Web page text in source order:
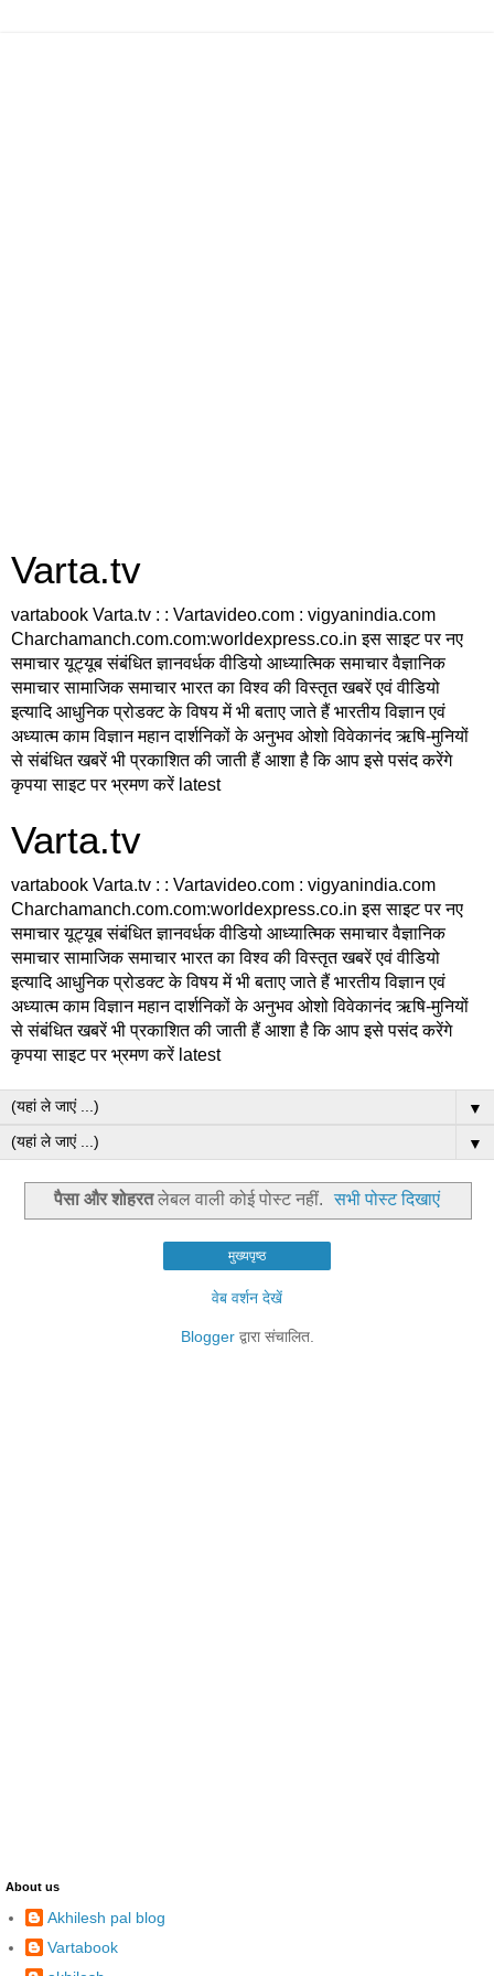
Varta.tv
vartabook Varta.tv : : Vartavideo.com : vigyanindia.com
Charchamanch.com.com:worldexpress.co.in इस साइट पर नए
समाचार यूट्यूब संबंधित ज्ञानवर्धक वीडियो आध्यात्मिक समाचार वैज्ञानिक
समाचार सामाजिक समाचार भारत का विश्व की विस्तृत खबरें एवं वीडियो
इत्यादि आधुनिक प्रोडक्ट के विषय में भी बताए जाते हैं भारतीय विज्ञान एवं
अध्यात्म काम विज्ञान महान दार्शनिकों के अनुभव ओशो विवेकानंद ऋषि-मुनियों
से संबंधित खबरें भी प्रकाशित की जाती हैं आशा है कि आप इसे पसंद करेंगे
कृपया साइट पर भ्रमण करें latest
Varta.tv
vartabook Varta.tv : : Vartavideo.com : vigyanindia.com
Charchamanch.com.com:worldexpress.co.in इस साइट पर नए
समाचार यूट्यूब संबंधित ज्ञानवर्धक वीडियो आध्यात्मिक समाचार वैज्ञानिक
समाचार सामाजिक समाचार भारत का विश्व की विस्तृत खबरें एवं वीडियो
इत्यादि आधुनिक प्रोडक्ट के विषय में भी बताए जाते हैं भारतीय विज्ञान एवं
अध्यात्म काम विज्ञान महान दार्शनिकों के अनुभव ओशो विवेकानंद ऋषि-मुनियों
से संबंधित खबरें भी प्रकाशित की जाती हैं आशा है कि आप इसे पसंद करेंगे
कृपया साइट पर भ्रमण करें latest
▼
▼
पैसा और शोहरतलेबल वाली कोई पोस्ट नहीं. सभी पोस्ट दिखाएं
मुख्यपृष्ठ
वेब वर्शन देखें
Bloggerद्वारा संचालित.
About us
Akhilesh pal blog
Vartabook